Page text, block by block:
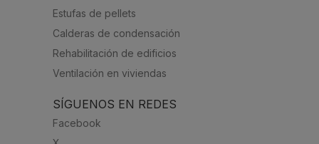
Estufas de pellets
Calderas de condensación
Rehabilitación de edificios
Ventilación en viviendas
SÍGUENOS EN REDES
Facebook